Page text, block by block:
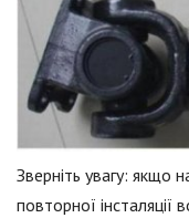
Зверніть увагу: якщо
повторної інсталяції